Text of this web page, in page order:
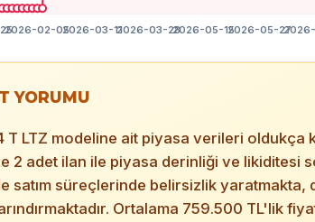
YORUMU
T LTZ modeline ait piyasa verileri oldukça
2 adet ilan ile piyasa derinliği ve likiditesi
satım süreçlerinde belirsizlik
Ortalama 759.500 TL'lik